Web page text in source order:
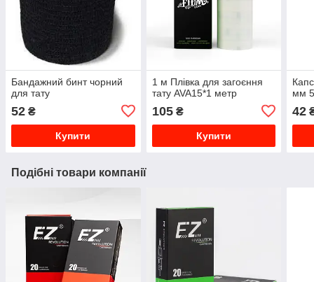
Бандажний бинт чорний
для тату
52 ₴
Купити
1 м Плівка для загоєння
тату AVA15*1 метр
105₴
Купити
мм
42
Подібні товари компанії